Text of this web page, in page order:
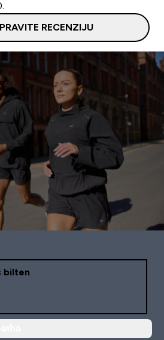
RECENZIJU
bilten